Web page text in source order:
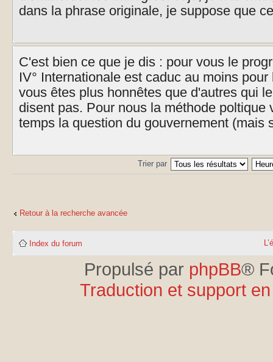
dans la phrase originale, je suppose que
C'est bien ce que je dis : pour vous le
IV° Internationale est caduc au moins
vous êtes plus honnêtes que d'autres qui
disent pas. Pour nous la méthode poltique
temps la question du gouvernement (mais
Trier par
Retour à la recherche avancée
Index du forum
Propulsé par phpBB®
Traduction et support